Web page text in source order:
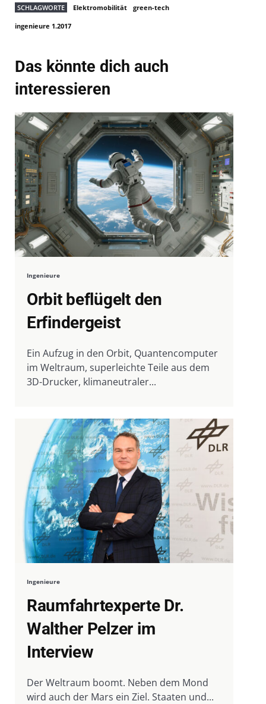
SCHLAGWORTE Elektromobilität green-tech
ingenieure 1.2017
Das könnte dich auch
interessieren
Ingenieure
Orbit beflügelt den
Erfindergeist
Ein Aufzug in den Orbit, Quantencomputer
im Weltraum, superleichte Teile aus dem
3D-Drucker, klimaneutraler...
Ingenieure
Raumfahrtexperte Dr.
Walther Pelzer im
Interview
Der Weltraum boomt. Neben dem Mond
wird auch der Mars ein Ziel. Staaten und...